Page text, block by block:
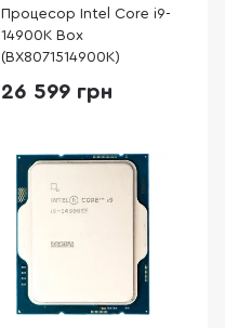
Процесор Intel Core i9-
14900K Box
(BX8071514900K)
26 599 грн